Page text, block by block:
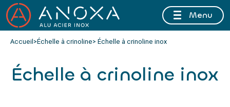
FERMETURE ESTIVALE DU 10 AU 16 AOÛT 2026 INCLUSMenu
Accueil >Échelle à crinoline> Échelle à crinoline inox
Échelle à crinoline inox